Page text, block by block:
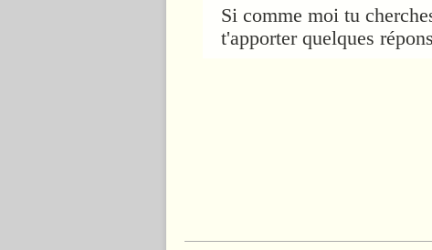
Si comme moi tu
t'apporter quelques